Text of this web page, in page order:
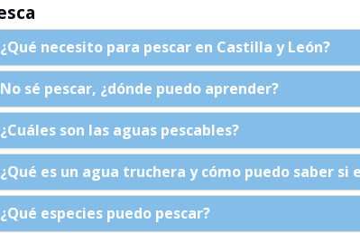
¿Qué necesito para pescar en Castilla y León?
No sé pescar, ¿dónde puedo aprender?
¿Cuáles son las aguas pescables?
¿Qué es un agua truchera y cómo puedo saber si
¿Qué especies puedo pescar?